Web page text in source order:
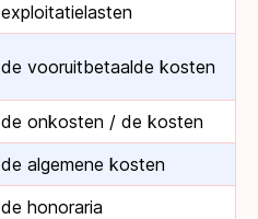
exploitatielasten
de vooruitbetaalde kosten
de onkosten / de kosten
de algemene kosten
de honoraria